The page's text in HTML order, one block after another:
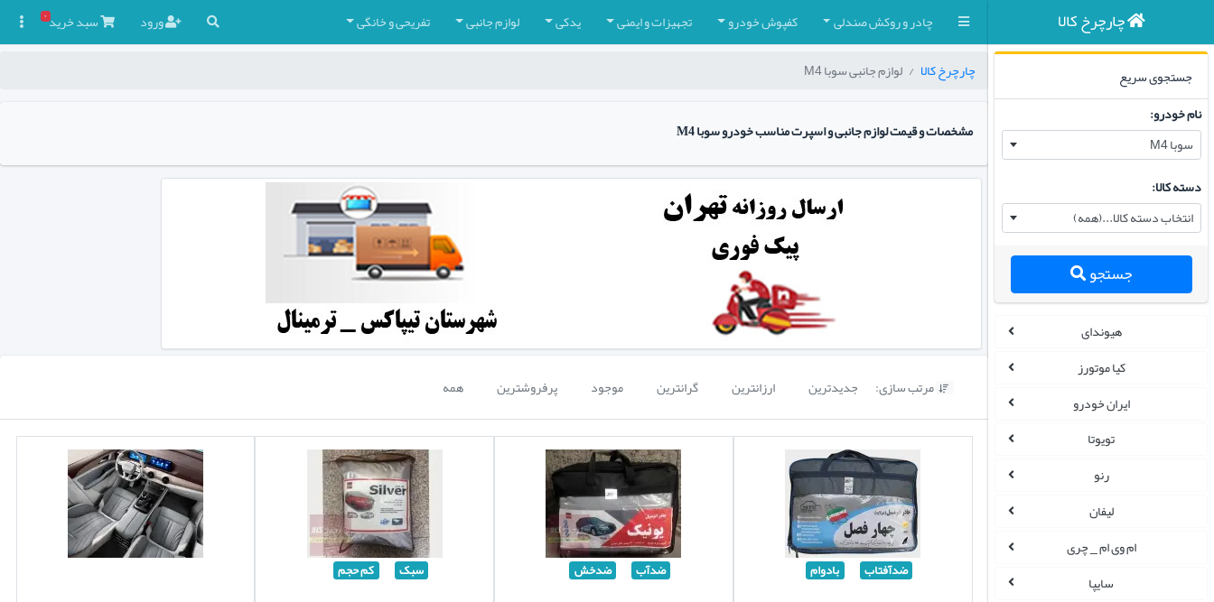
چادر و روکش صندلی کفپوش خودرو تجهیزات و ایمنی یدکی لوازم جانبی تفریحی و خانگی ورود سبدخرید۰ چارچرخ کالا
جستجوی سریع
نام خودرو:
سوبا M4
دسته کالا:
انتخاب دسته کالا...(همه)
جستجو
هیوندای
کیا موتورز
ایران خودرو
تویوتا
رنو
لیفان
ام وی ام _ چری
سایپا
چارچرخ کالا لوازم جانبی سوبا M4
مشخصات و قیمت لوازم جانبی و اسپرت مناسب خودرو سوبا M4
 مرتب سازی: جدیدترین ارزانترین گرانترین موجود پرفروشترین همه
ضدآفتاب بادوام ضدآب ضدخش سبک کم حجم